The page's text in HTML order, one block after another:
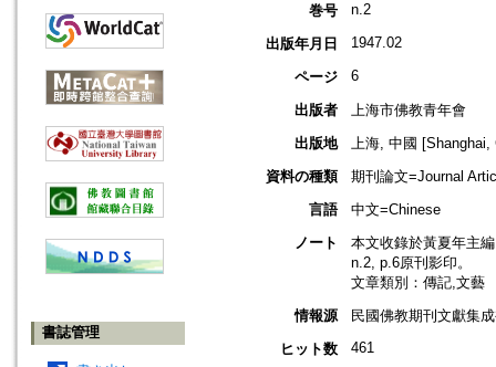
書誌管理
巻号
n.2
出版年月日 1947.02
ページ 6
出版者
上海市佛教青年會
出版地
上海, 中國 [Shanghai,
資料の種類
期刊論文=Journal
言語
中文=Chinese
ノート
本文收錄於黃夏年主
n.2, p.6原刊影印。
文章類別：傳記,文藝
情報源
民國佛教期刊文獻集
ヒット数
461